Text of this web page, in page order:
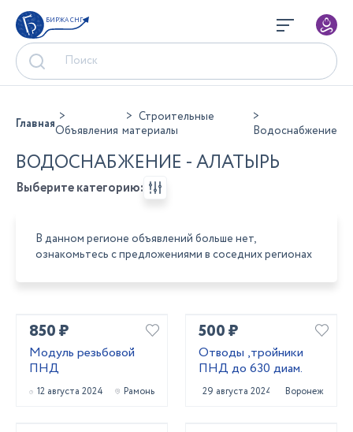
БИРЖА СНГ
ГлавнаяОбъявления
Строительные
материалы
Водоснабжение
ВОДОСНАБЖЕНИЕ - АЛАТЫРЬ
Выберите категорию:
В данном регионе объявлений больше нет,
ознакомьтесь с предложениями в соседних регионах
850 ₽
Модуль резьбовой
ПНД
12 августа 2024 Рамонь
500 ₽
Отводы ,тройники
ПНД до 630 диам.
29 августа 2024 Воронеж